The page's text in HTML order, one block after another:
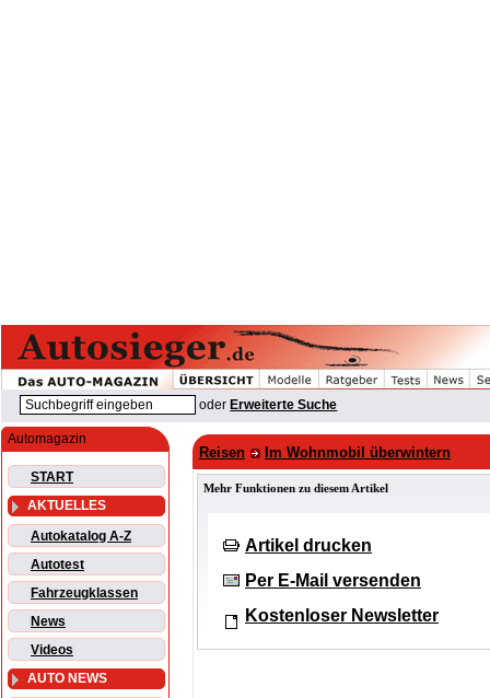
oder Erweiterte Suche
Automagazin
START
AKTUELLES
Autokatalog A-Z
Autotest
Fahrzeugklassen
News
Videos
AUTO NEWS
Reisen Im Wohnmobil überwintern
Mehr Funktionen zu diesem Artikel
Artikel drucken
Per E-Mail versenden
Kostenloser Newsletter